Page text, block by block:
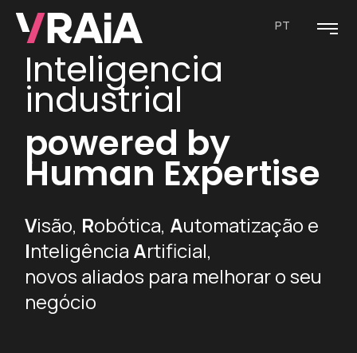
Inteligencia
industrial
powered by
Human Expertise
Visão, Robótica, Automatização e
Inteligência Artificial,
novos aliados para melhorar o seu
negócio
PT